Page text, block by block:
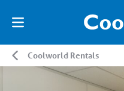
Coolworld Rentals